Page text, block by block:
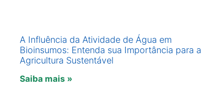
A Influência da Atividade de Água em
Bioinsumos: Entenda sua Importância para a
Agricultura Sustentável
Saiba mais »